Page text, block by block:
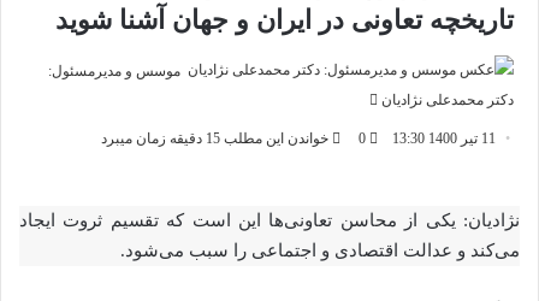
تاریخچه تعاونی در ایران و جهان آشنا شوید
موسس و مدیرمسئول:
دکتر محمدعلی نژادیان
11 تیر 1400 13:30 0 خواندن این مطلب 15 دقیقه زمان میبرد
نژادیان: يكى از محاسن تعاونى‌ها اين است كه تقسيم ثروت ايجاد
مى‌كند و عدالت اقتصادى و اجتماعی را سبب می‌شود.